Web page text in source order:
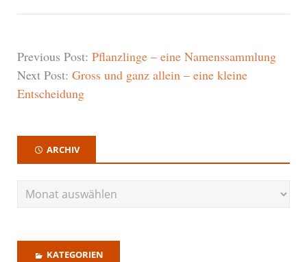
Previous Post: Pflanzlinge – eine Namenssammlung
Next Post: Gross und ganz allein – eine kleine
Entscheidung
ARCHIV
KATEGORIEN